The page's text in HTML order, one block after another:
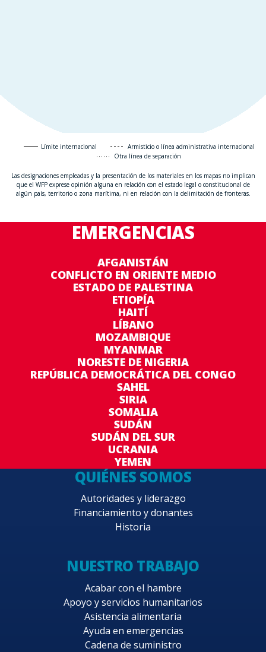
Límite internacional
Armisticio o línea administrativa internacional
Otra línea de separación
Las designaciones empleadas y la presentación de los materiales en los mapas no implican
que el WFP exprese opinión alguna en relación con el estado legal o constitucional de
algún país, territorio o zona marítima, ni en relación con la delimitación de fronteras.
EMERGENCIAS
AFGANISTÁN
CONFLICTO EN ORIENTE MEDIO
ESTADO DE PALESTINA
ETIOPÍA
HAITÍ
LÍBANO
MOZAMBIQUE
MYANMAR
NORESTE DE NIGERIA
REPÚBLICA DEMOCRÁTICA DEL CONGO
SAHEL
SIRIA
SOMALIA
SUDÁN
SUDÁN DEL SUR
UCRANIA
YEMEN
QUIÉNES SOMOS
Autoridades y liderazgo
Financiamiento y donantes
Historia
NUESTRO TRABAJO
Acabar con el hambre
Apoyo y servicios humanitarios
Asistencia alimentaria
Ayuda en emergencias
Cadena de suministro